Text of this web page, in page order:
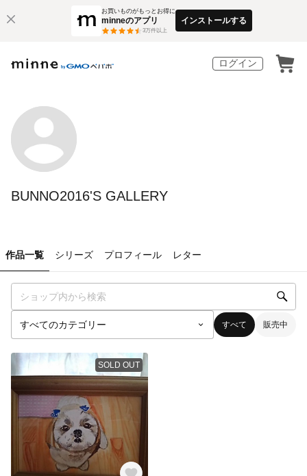
お買いものがもっとお得に
minneのアプリ
3万件以上
インストールする
ログイン
BUNNO2016'S GALLERY
作品一覧 シリーズ プロフィール レター
すべて 販売中
SOLD OUT